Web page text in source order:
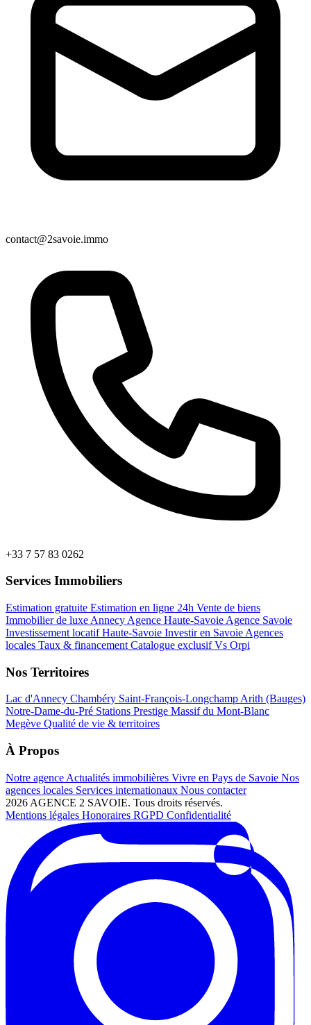
contact@2savoie.immo
+33 7 57 83 0262
Services Immobiliers
Estimation gratuite Estimation en ligne 24h Vente de biens
Immobilier de luxe Annecy Agence Haute-Savoie Agence Savoie
Investissement locatif Haute-Savoie Investir en Savoie Agences
locales Taux & financement Catalogue exclusifVs Orpi
Nos Territoires
Lac d'Annecy Chambéry Saint-François-LongchampArith (Bauges)
Notre-Dame-du-Pré Stations Prestige Massif du Mont-Blanc
Megève Qualité de vie & territoires
À Propos
Notre agence Actualités immobilières Vivre en Pays de Savoie Nos
agences locales Services internationaux Nous contacter
2026 AGENCE 2 SAVOIE. Tous droits réservés.
Mentions légales Honoraires RGPD Confidentialité